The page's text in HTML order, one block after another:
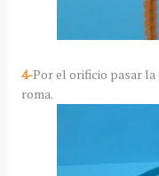
4-Por el orificio pasar la
roma.